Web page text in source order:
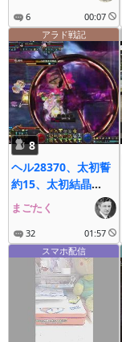
6 00:07
アラド戦記
8
ヘル28370、太初誓
約15、太初結晶
106、エピック誓約
60
まごたく
32 01:57
スマホ配信